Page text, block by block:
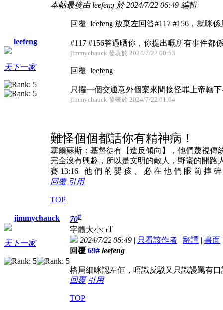
leefeng
天下一家
本帖最後由 leefeng 於 2024/7/22 06:49 編輯
回覆 leefeng 放棄左回答#117 #156，就咪
#117 #156答過晒你，你提出嘅所有事件都
jimmychauck 發表於 2024/7/22 00:53
回覆 leefeng
只攞一個交通意外個案來間接怪罪上帝轄
jimmychauck 發表於 2024/7/22 01:04
難怪個個都話你有精神病！
塞爾蘇斯：基督徒有【造反傾向】，他們蔑視傳
完全沒有興趣，所以是文明的敵人，野蠻的開路
賽 13:16 他 們 的 嬰 孩 、 必 在 他 們 眼 前 摔
回覆 引用
TOP
jimmychauck
天下一家
70#
字體大小: tT
2024/7/22 06:49 | 只看該作者 | 翻譯 | 書面
回覆 69# leefeng
格局細咪認左佢，唔識反駁又只識謾罵有
回覆 引用
TOP